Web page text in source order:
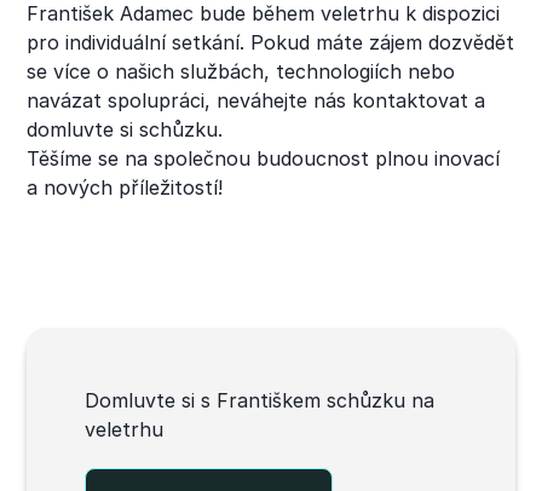
František Adamec bude během veletrhu k dispozici
pro individuální setkání. Pokud máte zájem dozvědět
se více o našich službách, technologiích nebo
navázat spolupráci, neváhejte nás kontaktovat a
domluvte si schůzku.
Těšíme se na společnou budoucnost plnou inovací
a nových příležitostí!
Domluvte si s Františkem schůzku na
veletrhu